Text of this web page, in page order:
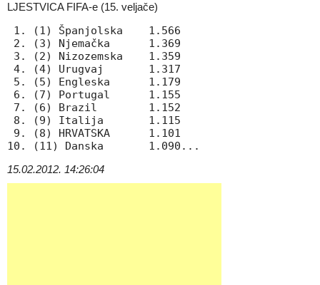
LJESTVICA FIFA-e (15. veljače)
10. (11) Danska       1.090...
15.02.2012. 14:26:04